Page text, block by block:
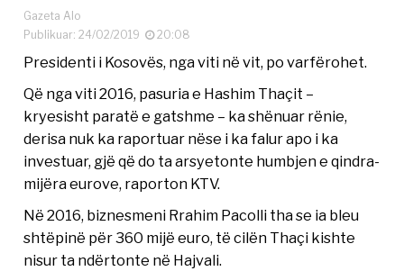
Gazeta Alo
Publikuar: 24/02/2019
20:08
Presidenti i Kosovës, nga viti në vit, po varfërohet.
Që nga viti 2016, pasuria e Hashim Thaçit –
kryesisht paratë e gatshme – ka shënuar rënie,
derisa nuk ka raportuar nëse i ka falur apo i ka
investuar, gjë që do ta arsyetonte humbjen e qindra-
mijëra eurove, raporton KTV.
Në 2016, biznesmeni Rrahim Pacolli tha se ia bleu
shtëpinë për 360 mijë euro, të cilën Thaçi kishte
nisur ta ndërtonte në Hajvali.